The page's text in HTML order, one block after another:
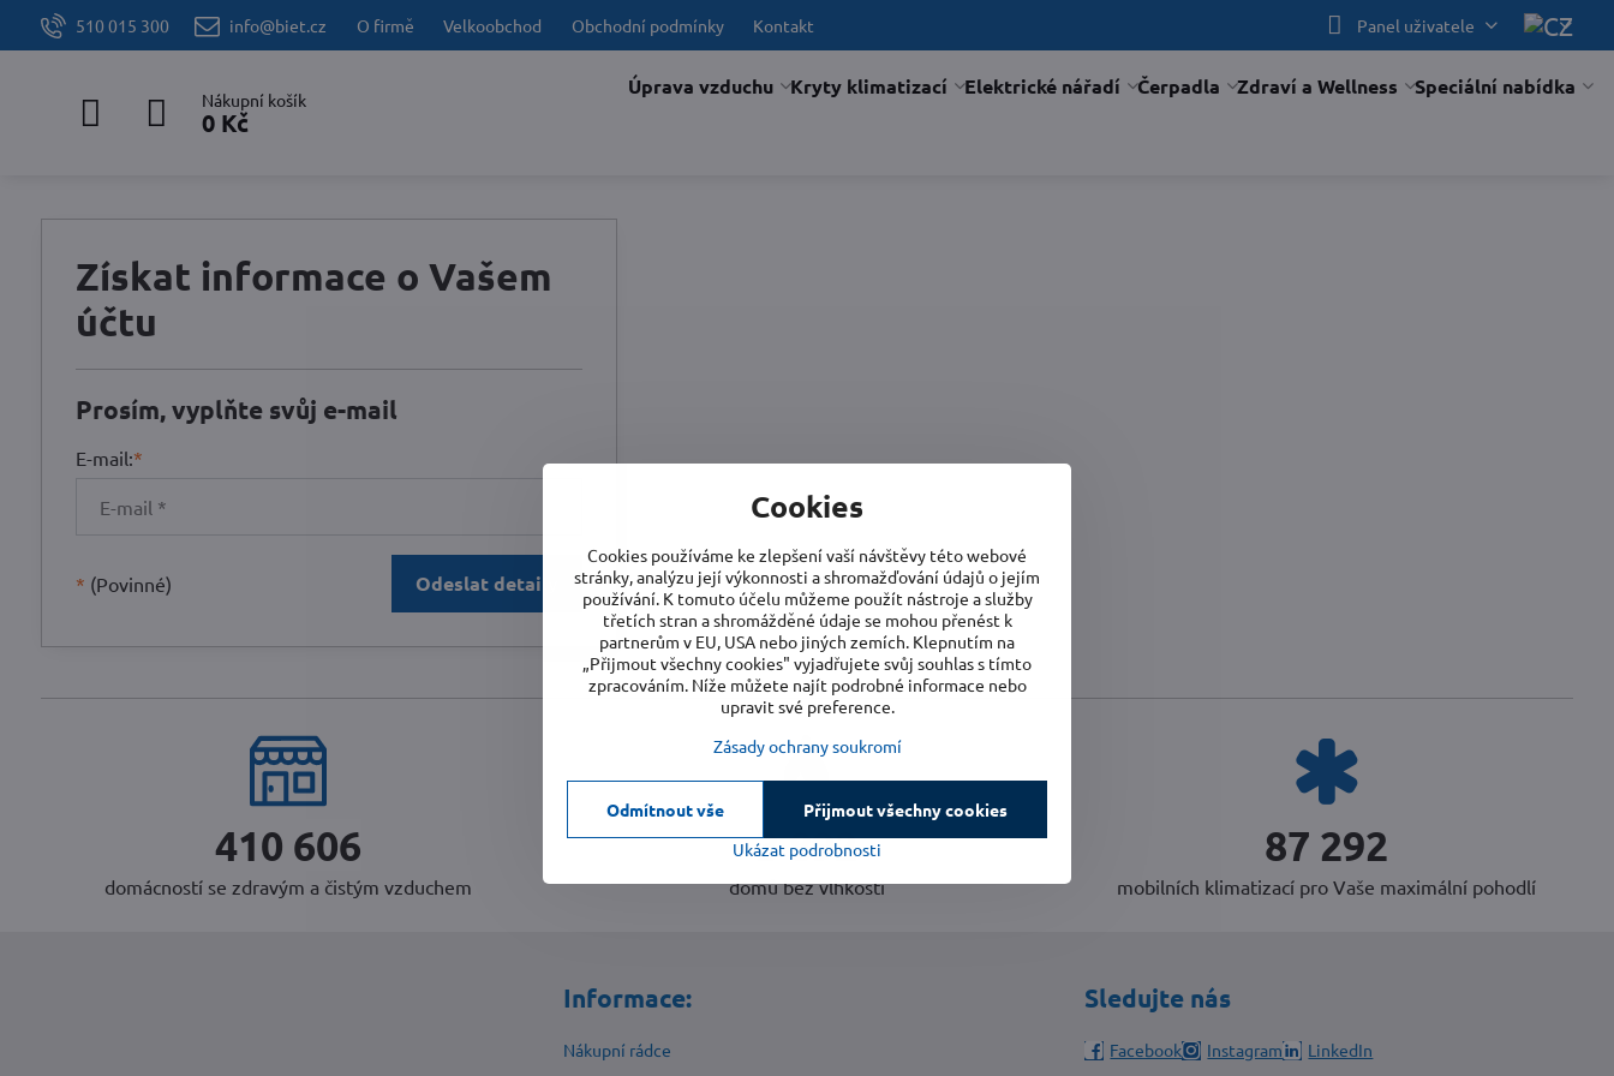
510 015 300 info@biet.cz O firmě Velkoobchod Obchodní podmínky Kontakt Panel uživatele
Nákupní košík
0 Kč
Úprava vzduchu Kryty klimatizací Elektrické nářadí Čerpadla Zdraví a Wellness Speciální nabídka
Získat informace o Vašem
účtu
Prosím, vyplňte svůj e-mail
E-mail:*
* (Povinné) Odeslat detaily
431 284
domácností se zdravým a čistým vzduchem
4 088
domů bez vlhkosti
91 688
mobilních klimatizací pro Vaše maximální pohodlí
Informace:
Nákupní rádce
Sledujte nás
Facebook Instagram LinkedIn
Cookies
Cookies používáme ke zlepšení vaší návštěvy této webové
stránky, analýzu její výkonnosti a shromažďování údajů o jejím
používání. K tomuto účelu můžeme použít nástroje a služby
třetích stran a shromážděné údaje se mohou přenést k
partnerům v EU, USA nebo jiných zemích. Klepnutím na
„Přijmout všechny cookies" vyjadřujete svůj souhlas s tímto
zpracováním. Níže můžete najít podrobné informace nebo
upravit své preference.
Zásady ochrany soukromí
Ukázat podrobnosti
Přijmout všechny cookies
Odmítnout vše